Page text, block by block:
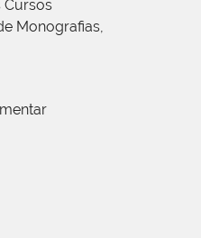
Cursos
Monografias,